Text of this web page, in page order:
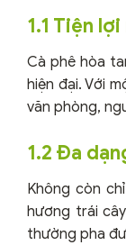
1.1 Tiện
Cà phê hòa
hiện đại. Với
văn phòng,
1.2 Đa
Không còn
hương trái
thường pha